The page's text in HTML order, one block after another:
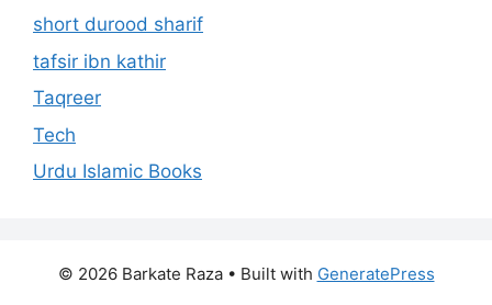
short durood sharif
tafsir ibn kathir
Taqreer
Tech
Urdu Islamic Books
© 2026 Barkate Raza• Built with GeneratePress